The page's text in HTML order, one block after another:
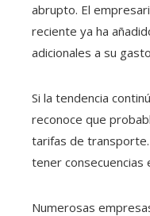
abrupto. El
reciente ya ha
adicionales a su
Si la tendencia
reconoce que
tarifas de
tener consecuencias
Numerosas